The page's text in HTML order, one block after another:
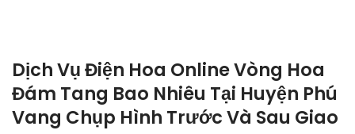
Dịch Vụ Điện Hoa Online Vòng Hoa
Đám Tang Bao Nhiêu Tại Huyện Phú
Vang Chụp Hình Trước Và Sau Giao